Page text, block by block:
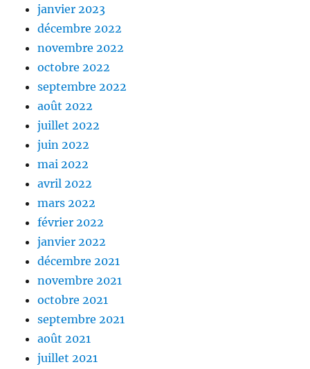
janvier 2023
décembre 2022
novembre 2022
octobre 2022
septembre 2022
août 2022
juillet 2022
juin 2022
mai 2022
avril 2022
mars 2022
février 2022
janvier 2022
décembre 2021
novembre 2021
octobre 2021
septembre 2021
août 2021
juillet 2021